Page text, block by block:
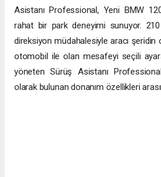
Asistanı Professional, Yeni BMW 120
rahat bir park deneyimi sunuyor.
direksiyon müdahalesiyle aracı şeridin
otomobil ile olan mesafeyi seçili
yöneten Sürüş Asistanı
olarak bulunan donanım özellikleri